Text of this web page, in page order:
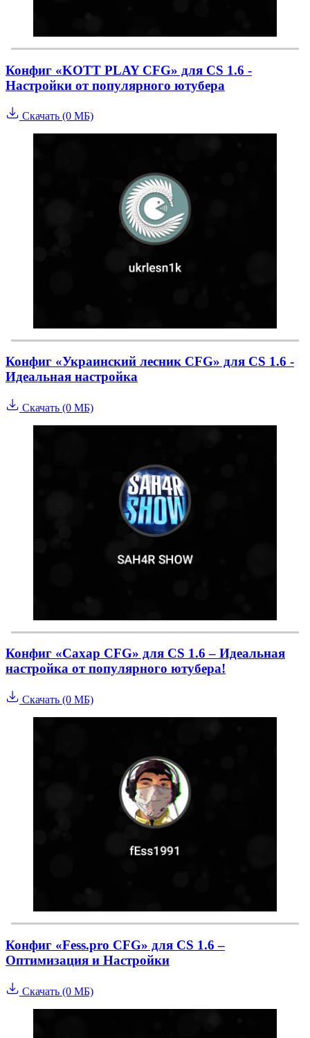
Конфиг «KOTT PLAY CFG» для CS 1.6 -
Настройки от популярного ютубера
Скачать (0 МБ)
Конфиг «Украинский лесник CFG» для CS 1.6 -
Идеальная настройка
Скачать (0 МБ)
Конфиг «Сахар CFG» для CS 1.6 – Идеальная
настройка от популярного ютубера!
Скачать (0 МБ)
Конфиг «Fess.pro CFG» для CS 1.6 –
Оптимизация и Настройки
Скачать (0 МБ)